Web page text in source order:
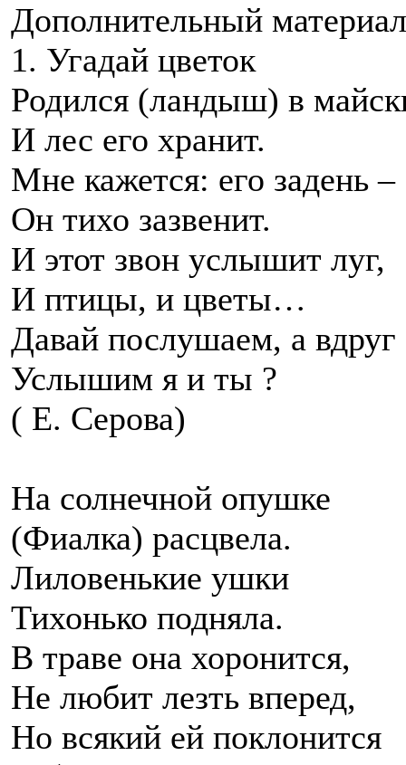
Дополнительный материал
1. Угадай цветок
Родился (ландыш) в
И лес его хранит.
Мне кажется: его задень –
Он тихо зазвенит.
И этот звон услышит луг,
И птицы, и цветы…
Давай послушаем, а вдруг
Услышим я и ты ?
( Е. Серова)
На солнечной опушке
(Фиалка) расцвела.
Лиловенькие ушки
Тихонько подняла.
В траве она хоронится,
Не любит лезть вперед,
Но всякий ей поклонится